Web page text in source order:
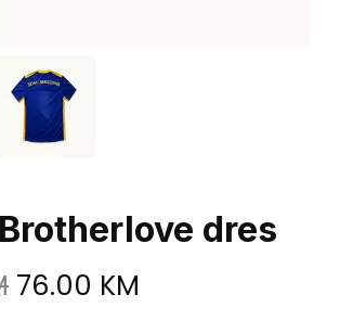
dres
Original
76.00 KM